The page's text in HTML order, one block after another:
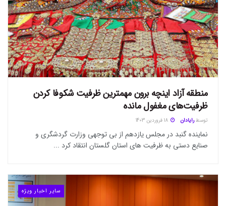
منطقه آزاد اینچه برون مهمترین ظرفیت شکوفا کردن
ظرفیت‌های مغفول مانده
توسط رایادان
نماینده گنبد در مجلس یازدهم از بی توجهی وزارت گردشگری و
صنایع دستی به ظرفیت های استان گلستان انتقاد کرد ...
سایر اخبار ویژه